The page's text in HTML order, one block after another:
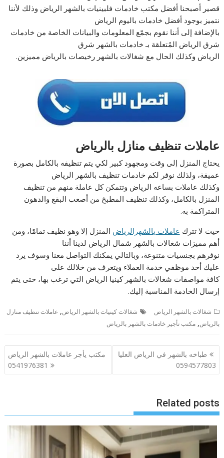
قصير أصبحنا أفضل مكتب خادمات فلبينيات بالشهر الرياض وذلك لأننا
نتميز بوجود أفضل خادمات باليوم الرياض
بالإضافة إلى أننا نقوم بجمّع المعلومات والبيانات الخاصة من خادمات
شرق الرياض المُتعلقة بـ خادمات بالشهر شرق
الرياض وكذلك الحال مع شغالات بالشهر رخيصات بالرياض مميزين.
عاملات تنظيف منازل بالرياض
يحتاج المنزل إلى وقت ومجهود كبير لكي يتم تنظيفه بالكامل بصورة
عميقة، ولذلك نوفر لكم خادمات تنظيف بالشهر الرياض
وكذلك عاملات بساعه الرياض وتتمكن كل عاملة منهم من تنظيف
المنزل بالكامل، وكذلك تنظيف المطبخ من أصعب البقع والدهون
المتراكمة به.
حيث لا تترك عاملات بالشهرالرياض المنزل إلا وهو نظيف تمامًا، ومن
أهم مميزات شغالات بالشهر شمال الرياض لدينا أننا
نوفرهم بجنسيات متنوعة، وبالتالي يمكنك التواصل معنا وسوف يرد
عليك أحد موظفي خدمة العملاء ويتعرف من خلالك على
كافة مواصفات شغالات بالشهر كينيا الرياض التي ترغب بها، حتى يتم
إرسال الخادمة المناسبة إليك.
شغالات بالشهر الرياض شغالات كينيات بالشهر الرياض, عاملات تنظيف منازل
بالرياض,مكتب تأجير خادمات بالشهر بالرياض
تصفّح
المقالات
طباخه بالشهر في الرياض العليا
0594577803
مكتب يأجر عاملات بالشهر الرياض
0541976381
Related posts